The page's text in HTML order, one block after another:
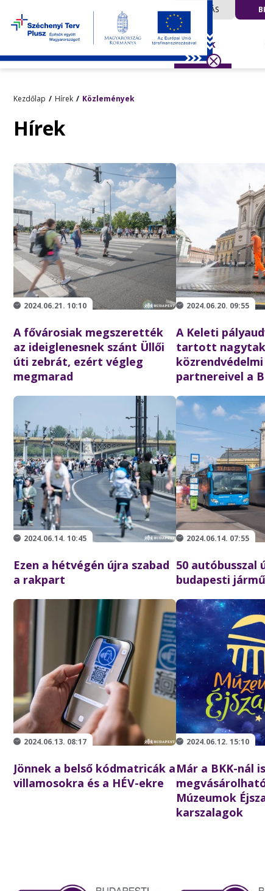
UTAZÁS
Hírek
Kezdőlap Hírek Közlemények
Hírek
2024.06.21. 10:10
A fővárosiak megszerették
az ideiglenesnek szánt Üllői
úti zebrát, ezért végleg
megmarad
2024.06.20. 09:55
A Keleti
tartott
partnereivel a
2024.06.14. 10:45
Ezen a hétvégén újra szabad
a rakpart
2024.06.14. 07:55
50 autóbusszal
budapesti
2024.06.13. 08:17
Jönnek a belső kódmatricák a
villamosokra és a HÉV-ekre
2024.06.12. 15:10
Már a BKK-nál is
Múzeumok
karszalagok